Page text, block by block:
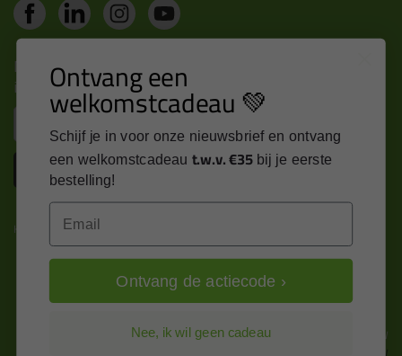
Nieuws, tips en exclusieve deals rechtstreeks in je
inbox
Inschrijven
Kitcentrum is trots op:
Alle prijzen zijn in EURO en excl. 21% BTW
Ontvang een
welkomstcadeau 💚
Schijf je in voor onze nieuwsbrief en ontvang
een welkomstcadeau t.w.v. €35 bij je eerste
bestelling!
Email
Ontvang de actiecode ›
Nee, ik wil geen cadeau